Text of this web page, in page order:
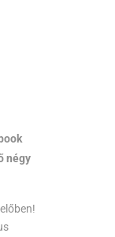
négy